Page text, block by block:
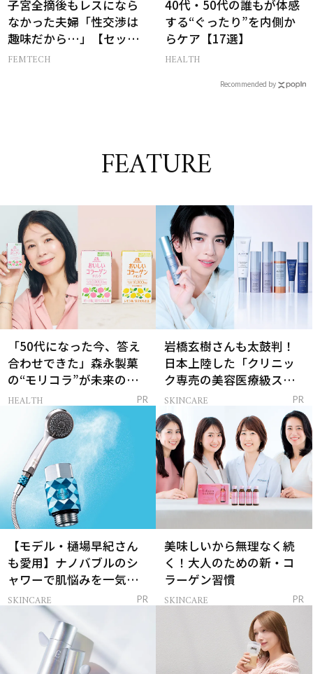
子宮全摘後もレスになら
なかった夫婦「性交渉は
趣味だから…」【セック
スレス AND THE CITY -女
FEMTECH
40代・50代の誰もが体感
する“ぐったり”を内側か
らケア【17選】
HEALTH
Recommended by
FEATURE
「50代になった今、答え
合わせできた」森永製菓
の“モリコラ”が未来のキ
レイを連れてくる！
HEALTH PR
岩橋玄樹さんも太鼓判！
日本上陸した「クリニッ
ク専売の美容医療級スキ
ンケア」
SKINCARE PR
【モデル・樋場早紀さん
も愛用】ナノバブルのシ
ャワーで肌悩みを一気に
解決
SKINCARE PR
美味しいから無理なく続
く！大人のための新・コ
ラーゲン習慣
SKINCARE PR